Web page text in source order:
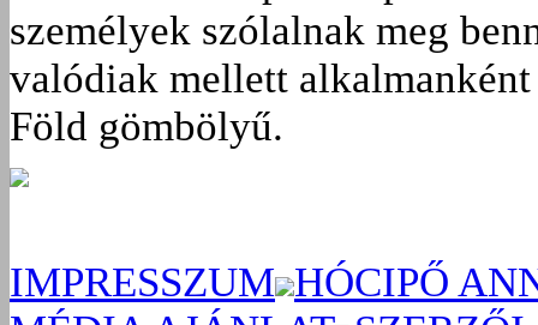
személyek szólalnak meg
valódiak mellett
Föld gömbölyű.
IMPRESSZUM HÓCIPŐ